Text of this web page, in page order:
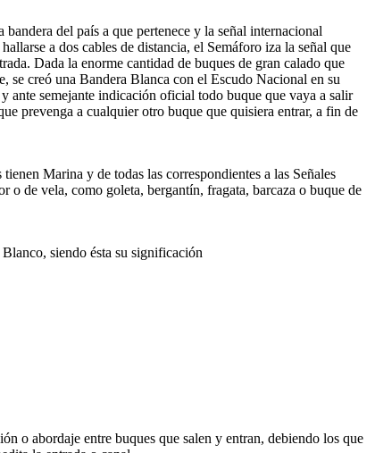
del país a que pertenece y la señal internacional
a dos cables de distancia, el Semáforo iza la señal que
Dada la enorme cantidad de buques de gran calado que
se creó una Bandera Blanca con el Escudo Nacional en su
ante semejante indicación oficial todo buque que vaya a salir
prevenga a cualquier otro buque que quisiera entrar, a fin de
Marina y de todas las correspondientes a las Señales
o de vela, como goleta, bergantín, fragata, barcaza o buque de
siendo ésta su significación
o abordaje entre buques que salen y entran, debiendo los que